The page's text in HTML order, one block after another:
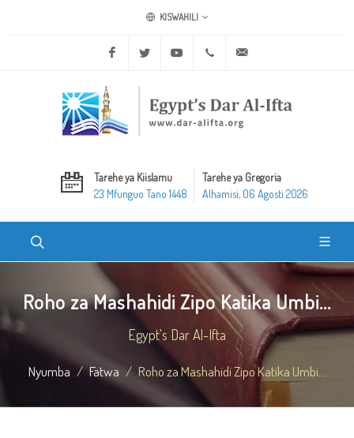
KISWAHILI
Facebook Twitter Youtube +20 2 25970400
Tarehe ya Kiislamu
23 Mfunguo Tano 1448
Tarehe ya Gregoria
Alhamisi, 06 Agosti 2026
Roho za Mashahidi Zipo Katika Umbi...
Egypt's Dar Al-Ifta
Nyumba Fatwa Roho za Mashahidi Zipo Katika Umbi...